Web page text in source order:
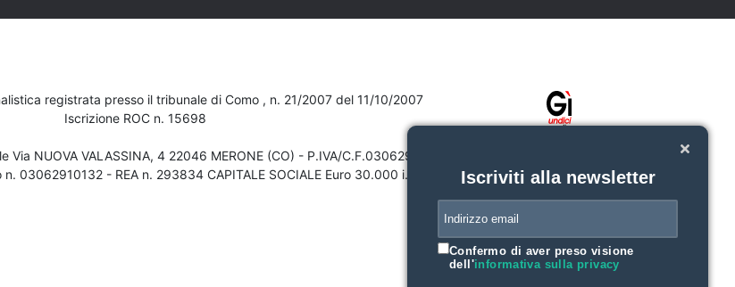
registrata presso il tribunale di Como , n. 21/2007 del 11/10/2007
Iscrizione ROC n. 15698
Via NUOVA VALASSINA, 4 22046 MERONE (CO) - P.IVA/C.F.03062910132
03062910132 - REA n. 293834 CAPITALE SOCIALE Euro 30.000 i.v.
Iscriviti alla newsletter
Confermo di aver preso visione
dell'informativa sulla privacy